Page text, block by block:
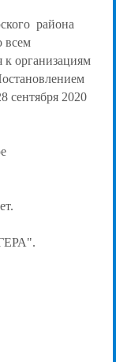
района
всем
к организациям
сентября 2020